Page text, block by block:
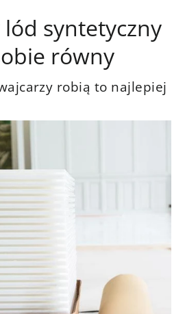
lód syntetyczny
równy
robią to najlepiej